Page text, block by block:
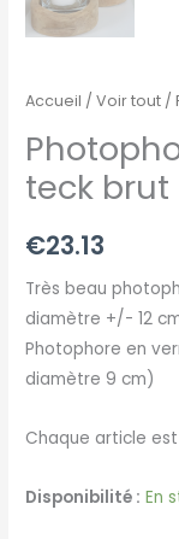
Accueil /Voir tout /
teck brut
€23.13
Très beau
diamètre +/- 12
Photophore en
diamètre 9 cm)
Chaque article
Disponibilité : En